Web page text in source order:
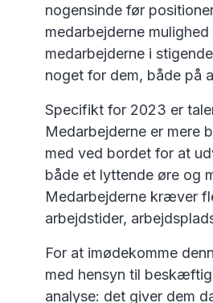
nogensinde før
medarbejderne
medarbejderne i
noget for dem, både på
Specifikt for 2023 er
Medarbejderne er mere
med ved bordet for at
både et lyttende øre og
Medarbejderne kræver
arbejdstider,
For at imødekomme
med hensyn til
analyse: det giver dem